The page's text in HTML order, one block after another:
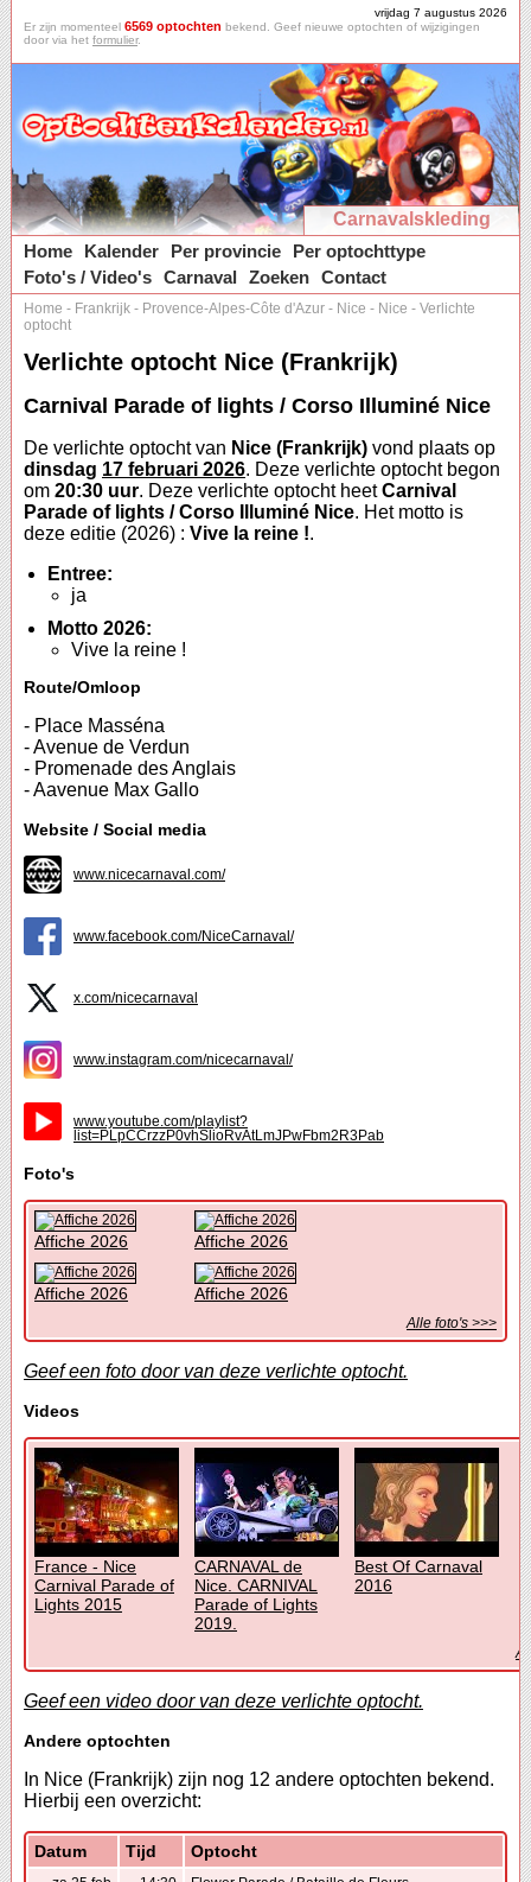
vrijdag 7 augustus 2026
Er zijn momenteel 6569 optochten bekend. Geef nieuwe optochten of wijzigingen
door via het formulier.
Carnavalskleding
Home
Kalender Per provincie
Per optochttype
Foto's / Video's Carnaval Zoeken Contact
Home - Frankrijk - Provence-Alpes-Côte d'Azur - Nice - Nice - Verlichte
optocht
Verlichte optocht Nice (Frankrijk)
Carnival Parade of lights / Corso Illuminé Nice
De verlichte optocht van Nice (Frankrijk) vond plaats op
dinsdag 17 februari 2026. Deze verlichte optocht begon
om 20:30 uur. Deze verlichte optocht heetCarnival
Parade of lights / Corso Illuminé Nice. Het motto is
deze editie (2026) : Vive la reine !.
Entree:
ja
Motto 2026:
Vive la reine !
Route/Omloop
- Place Masséna
- Avenue de Verdun
- Promenade des Anglais
- Aavenue Max Gallo
Website / Social media
www.nicecarnaval.com/
www.facebook.com/NiceCarnaval/
x.com/nicecarnaval
www.instagram.com/nicecarnaval/
www.youtube.com/playlist?
list=PLpCCrzzP0vhSlioRvAtLmJPwFbm2R3Pab
Foto's
Affiche 2026 Affiche 2026
Affiche 2026 Affiche 2026
Alle foto's >>>
Geef een foto door van deze verlichte optocht.
Videos
France - Nice
Carnival Parade of
Lights 2015
CARNAVAL de
Nice. CARNIVAL
Parade of Lights
2019.
Best Of Carnaval
2016
Geef een video door van deze verlichte optocht.
Andere optochten
In Nice (Frankrijk) zijn nog 12 andere optochten bekend.
Hierbij een overzicht:
Datum Tijd Optocht